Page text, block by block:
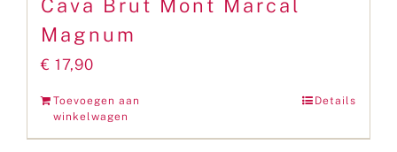
Cava Brut Mont Marcal
Magnum
€ 17,90
Toevoegen aan
winkelwagen
Details